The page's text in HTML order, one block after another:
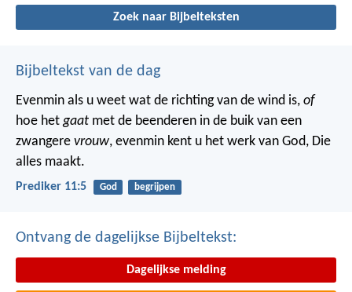
Zoek naar Bijbelteksten
Bijbeltekst van de dag
Evenmin als u weet wat de richting van de wind is, of
hoe hetgaat met de beenderen in de buik van een
zwangere vrouw, evenmin kent u het werk van God, Die
alles maakt.
Prediker 11:5 God begrijpen
Ontvang de dagelijkse Bijbeltekst:
Dagelijkse melding